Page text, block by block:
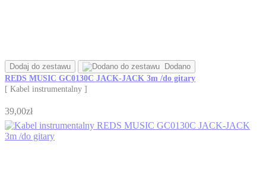
Dodaj do zestawu
Dodano
REDS MUSIC GC0130C JACK-JACK 3m /do gitary
[ Kabel instrumentalny ]
39,00zł